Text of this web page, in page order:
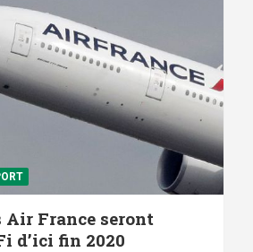
Air France seront
d’ici fin 2020